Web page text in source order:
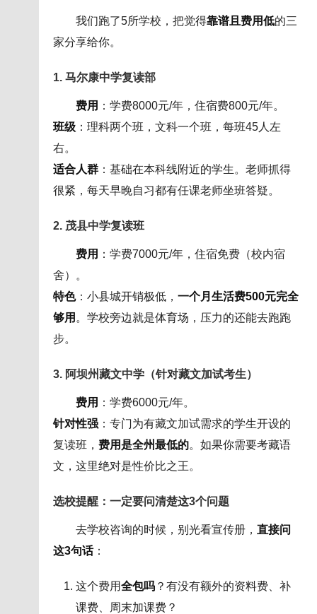
我们跑了5所学校，把觉得靠谱且费用低的三
家分享给你。
1. 马尔康中学复读部
费用 ：学费8000元/年，住宿费800元/年。
班级：理科两个班，文科一个班，每班45人左
右。
适合人群：基础在本科线附近的学生。老师抓得
很紧，每天早晚自习都有任课老师坐班答疑。
2. 茂县中学复读班
费用 ：学费7000元/年，住宿免费（校内宿
舍）。
特色：小县城开销极低， 一个月生活费500元完全
够用 。学校旁边就是体育场，压力的还能去跑跑
步。
3. 阿坝州藏文中学（针对藏文加试考生）
费用 ：学费6000元/年。
针对性强：专门为有藏文加试需求的学生开设的
复读班， 费用是全州最低的。如果你需要考藏语
文，这里绝对是性价比之王。
选校提醒：一定要问清楚这3个问题
去学校咨询的时候，别光看宣传册， 直接问
这3句话：
这个费用全包吗？有没有额外的资料费、补
课费、周末加课费？